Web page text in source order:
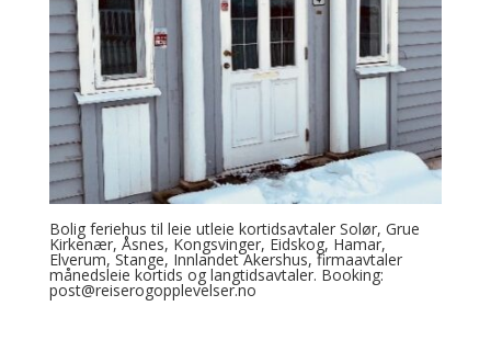
Bolig feriehus til leie utleie kortidsavtaler Solør, Grue
Kirkenær, Åsnes, Kongsvinger, Eidskog, Hamar,
Elverum, Stange, Innlandet Akershus, firmaavtaler
månedsleie kortids og langtidsavtaler. Booking:
post@reiserogopplevelser.no